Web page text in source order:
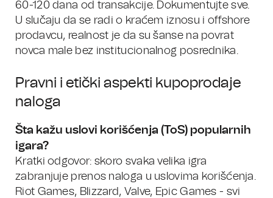
60-120 dana od transakcije. Dokumentujte sve.
U slučaju da se radi o kraćem iznosu i offshore
prodavcu, realnost je da su šanse na povrat
novca male bez institucionalnog posrednika.
Pravni i etički aspekti kupoprodaje
naloga
Šta kažu uslovi korišćenja (ToS) popularnih
igara?
Kratki odgovor: skoro svaka velika igra
zabranjuje prenos naloga u uslovima korišćenja.
Riot Games, Blizzard, Valve, Epic Games - svi